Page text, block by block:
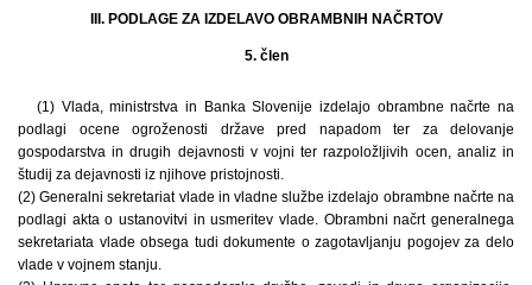
III. PODLAGE ZA IZDELAVO OBRAMBNIH NAČRTOV
5. člen
(1) Vlada, ministrstva in Banka Slovenije izdelajo obrambne načrte na
podlagi ocene ogroženosti države pred napadom ter za delovanje
gospodarstva in drugih dejavnosti v vojni ter razpoložljivih ocen, analiz in
študij za dejavnosti iz njihove pristojnosti.
(2) Generalni sekretariat vlade in vladne službe izdelajo obrambne načrte na
podlagi akta o ustanovitvi in usmeritev vlade. Obrambni načrt generalnega
sekretariata vlade obsega tudi dokumente o zagotavljanju pogojev za delo
vlade v vojnem stanju.